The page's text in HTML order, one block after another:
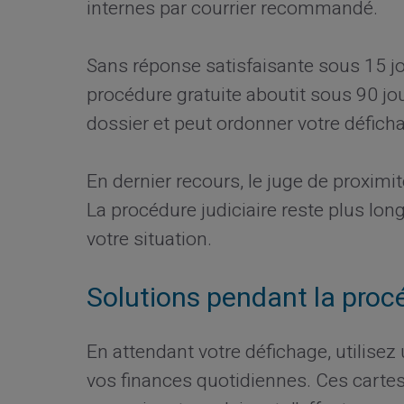
internes par courrier recommandé.
Sans réponse satisfaisante sous 15
procédure gratuite aboutit sous 90
dossier et peut ordonner votre
En dernier recours, le juge de
La procédure judiciaire reste plus
votre situation.
Solutions pendant la
En attendant votre défichage, utilisez
vos finances quotidiennes. Ces